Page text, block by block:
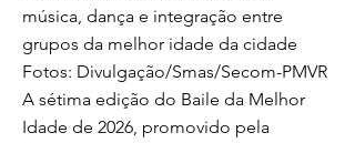
música, dança e integração entre
grupos da melhor idade da cidade
Fotos: Divulgação/Smas/Secom-PMVR
A sétima edição do Baile da Melhor
Idade de 2026, promovido pela